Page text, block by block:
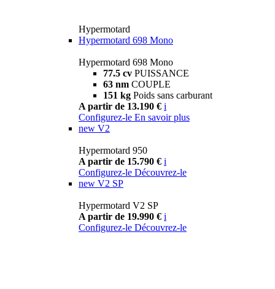
Hypermotard
Hypermotard 698 Mono
Hypermotard 698 Mono
77.5 cv PUISSANCE
63 nm COUPLE
151 kg Poids sans carburant
A partir de 13.190 € i
Configurez-le En savoir plus
new V2
Hypermotard 950
A partir de 15.790 € i
Configurez-le Découvrez-le
new V2 SP
Hypermotard V2 SP
A partir de 19.990 € i
Configurez-le Découvrez-le